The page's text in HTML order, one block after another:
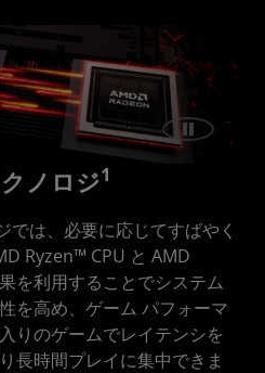
Advantage
ノロジ1
では、必要に応じてすばやく
Ryzen™ CPU と AMD
を利用することでシステム
を高め、ゲーム パフォーマ
りのゲームでレイテンシを
長時間プレイに集中できま